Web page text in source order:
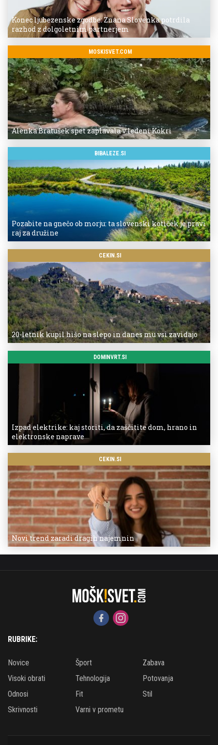
Konec ljubezenske zgodbe: Znana Slovenka potrdila
razhod z dolgoletnim partnerjem
MOSKISVET.COM
Alenka Bratušek spet zaplavala v ledeni Kokri
BIBALEZE.SI
Pozabite na gnečo ob morju: ta slovenski kotiček je pravi
raj za družine
CEKIN.SI
20-letnik kupil hišo na slepo in danes mu vsi zavidajo
DOMINVRT.SI
Izpad elektrike: kaj storiti, da zaščitite dom, hrano in
elektronske naprave
CEKIN.SI
Novi trend zaradi dragih najemnin
RUBRIKE:
Novice Šport
Zabava
Visoki obrati
Tehnologija
Potovanja
Odnosi
Fit
Stil
Skrivnosti
Varni v prometu